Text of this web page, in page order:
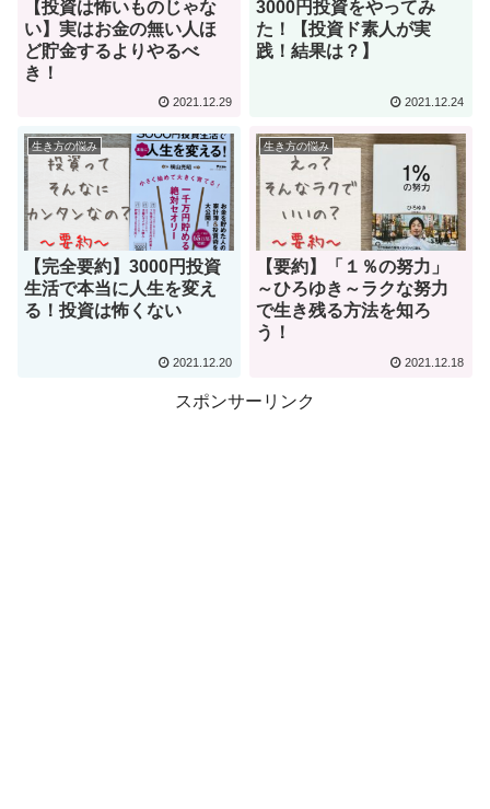
【投資は怖いものじゃな
い】実はお金の無い人ほ
ど貯金するよりやるべ
き！
2021.12.29
3000円投資をやってみ
た！【投資ド素人が実
践！結果は？】
2021.12.24
生き方の悩み
【完全要約】3000円投資
生活で本当に人生を変え
る！投資は怖くない
2021.12.20
生き方の悩み
【要約】「１％の努力」
～ひろゆき～ラクな努力
で生き残る方法を知ろ
う！
2021.12.18
スポンサーリンク